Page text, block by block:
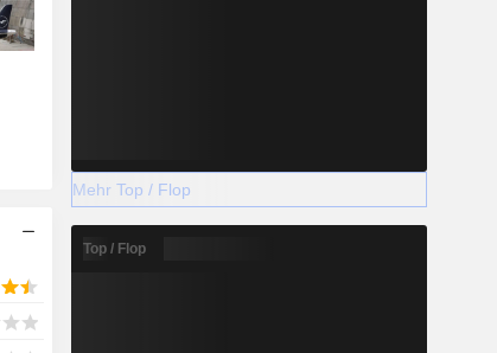
Mehr Top / Flop
Top / Flop